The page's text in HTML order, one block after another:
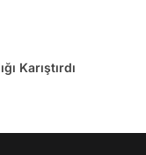
Karıştırdı